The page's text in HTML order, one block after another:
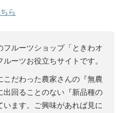
ら
フルーツショップ「ときわオ
ーツお役立ちサイトです。
だわった農家さんの『無農
回ることのない『新品種の
ます。ご興味があれば見に